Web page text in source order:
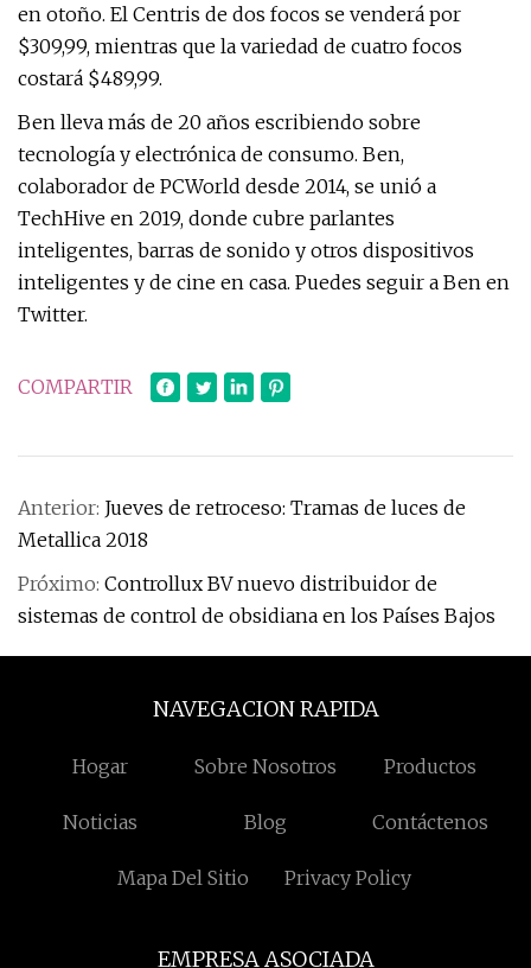
en otoño. El Centris de dos focos se venderá por
$309,99, mientras que la variedad de cuatro focos
costará $489,99.
Ben lleva más de 20 años escribiendo sobre
tecnología y electrónica de consumo. Ben,
colaborador de PCWorld desde 2014, se unió a
TechHive en 2019, donde cubre parlantes
inteligentes, barras de sonido y otros dispositivos
inteligentes y de cine en casa. Puedes seguir a Ben en
Twitter.
COMPARTIR
Anterior: Jueves de retroceso: Tramas de luces de
Metallica 2018
Próximo: Controllux BV nuevo distribuidor de
sistemas de control de obsidiana en los Países Bajos
NAVEGACION RAPIDA
Hogar Sobre Nosotros Productos
Noticias Blog Contáctenos
Mapa Del Sitio Privacy Policy
EMPRESA ASOCIADA